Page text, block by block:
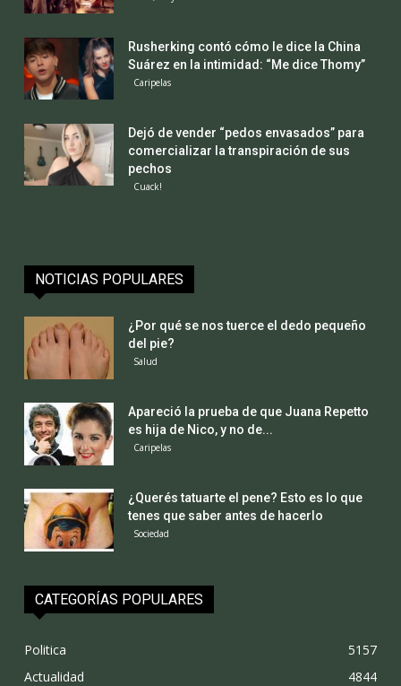
Rusherking contó cómo le dice la China
Suárez en la intimidad: “Me dice Thomy”
Caripelas
Dejó de vender “pedos envasados” para
comercializar la transpiración de sus
pechos
Cuack!
NOTICIAS POPULARES
¿Por qué se nos tuerce el dedo pequeño
del pie?
Salud
Apareció la prueba de que Juana Repetto
es hija de Nico, y no de...
Caripelas
¿Querés tatuarte el pene? Esto es lo que
tenes que saber antes de hacerlo
Sociedad
CATEGORÍAS POPULARES
Politica
5157
Actualidad
4844